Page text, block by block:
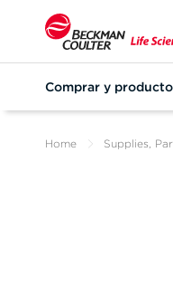
Comprar y
Home Supplies,